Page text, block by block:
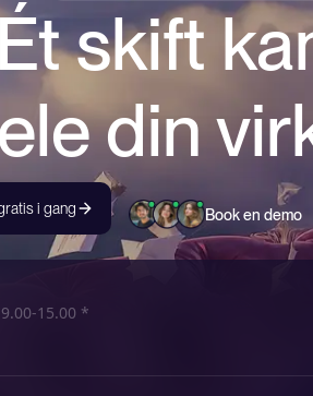
skift
din
i gang Book en demo
15.00 *